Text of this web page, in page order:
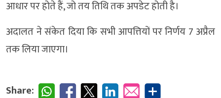
आधार पर होते हैं, जो तय तिथि तक अपडेट होती है।
अदालत ने संकेत दिया कि सभी आपत्तियों पर निर्णय 7 अप्रैल
तक लिया जाएगा।
Share: